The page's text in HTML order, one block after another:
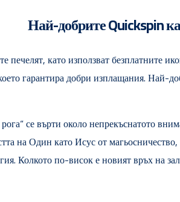
Най-добрите Quickspin
като използват безплатните
гарантира добри изплащания. Най-
се върти около непрекъснатото
на Один като Исус от
Колкото по-висок е новият връх на